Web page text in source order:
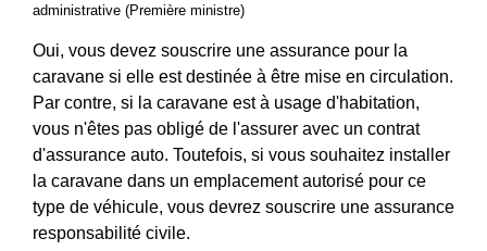
administrative (Première ministre)
Oui, vous devez souscrire une assurance pour la
caravane si elle est destinée à être mise en circulation.
Par contre, si la caravane est à usage d'habitation,
vous n'êtes pas obligé de l'assurer avec un contrat
d'assurance auto. Toutefois, si vous souhaitez installer
la caravane dans un emplacement autorisé pour ce
type de véhicule, vous devrez souscrire une assurance
responsabilité civile.